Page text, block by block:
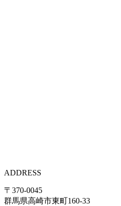
ADDRESS
〒370-0045
群馬県高崎市東町160-33